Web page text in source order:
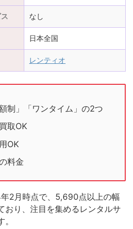
なし
日本全国
レンティオ
制」「ワンタイム」の2つ
取OK
OK
料金
2月時点で、5,690点以上の幅
おり、注目を集めるレンタルサ